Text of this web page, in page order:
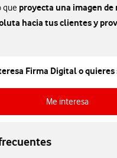
que proyecta una imagen de
hacia tus clientes y
Firma Digital o quieres
Me interesaMe